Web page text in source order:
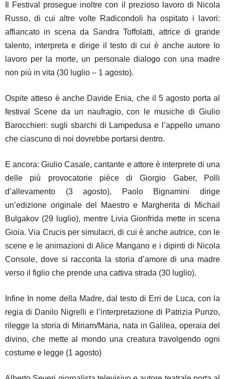
Il Festival prosegue inoltre con il prezioso lavoro di Nicola
Russo, di cui altre volte Radicondoli ha ospitato i lavori:
affiancato in scena da Sandra Toffolatti, attrice di grande
talento, interpreta e dirige il testo di cui è anche autore Io
lavoro per la morte, un personale dialogo con una madre
non più in vita (30 luglio – 1 agosto).
Ospite atteso è anche Davide Enia, che il 5 agosto porta al
festival Scene da un naufragio, con le musiche di Giulio
Barocchieri: sugli sbarchi di Lampedusa e l’appello umano
che ciascuno di noi dovrebbe portarsi dentro.
E ancora: Giulio Casale, cantante e attore è interprete di una
delle più provocatorie pièce di Giorgio Gaber, Polli
d’allevamento (3 agosto), Paolo Bignamini dirige
un’edizione originale del Maestro e Margherita di Michail
Bulgakov (29 luglio), mentre Livia Gionfrida mette in scena
Gioia. Via Crucis per simulacri, di cui è anche autrice, con le
scene e le animazioni di Alice Mangano e i dipinti di Nicola
Console, dove si racconta la storia d’amore di una madre
verso il figlio che prende una cattiva strada (30 luglio).
Infine In nome della Madre, dal testo di Erri de Luca, con la
regia di Danilo Nigrelli e l’interpretazione di Patrizia Punzo,
rilegge la storia di Miriam/Maria, nata in Galilea, operaia del
divino, che mette al mondo una creatura travolgendo ogni
costume e legge (1 agosto)